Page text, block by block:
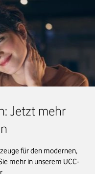
Jetzt mehr
für den modernen,
mehr in unserem UCC-